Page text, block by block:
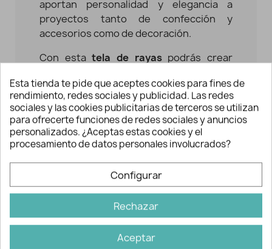
aportan personalidad y elegancia a
proyectos tanto de confección y
accesorios como de decoración.
Con estatela de rayaspodrás crear
colchonetas, manteles, caídas;
complementos como bolsos, neceseres,
mochilas; y también prendas como
vestidos, chaquetas, pantalones, etc.
rayas bicolor
y decorativo que destaca por su diseño.
La propia trama del tejido crea unas
rayas laterales que recuerdan a la sarga,
lo que proporciona un acabado más
auténtico, duradero y de gran calidad
visual. Su composición de 77% poliéster y
Esta tienda te pide que aceptes cookies para fines de
rendimiento, redes sociales y publicidad. Las redes
sociales y las cookies publicitarias de terceros se utilizan
para ofrecerte funciones de redes sociales y anuncios
personalizados. ¿Aceptas estas cookies y el
procesamiento de datos personales involucrados?
Configurar
Rechazar
Aceptar